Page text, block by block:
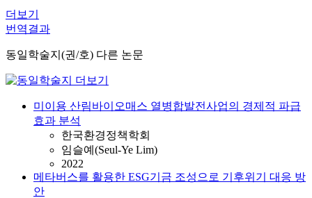
더보기
번역결과
동일학술지(권/호) 다른 논문
미이용 산림바이오매스 열병합발전사업의 경제적 파급
효과 분석
한국환경정책학회
임슬예(Seul-Ye Lim)
2022
메타버스를 활용한 ESG기금 조성으로 기후위기 대응 방
안